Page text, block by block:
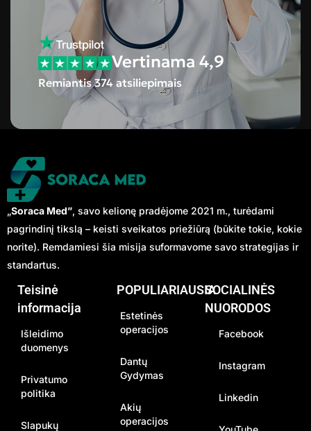
Vertinama 4,9
Remiantis 374 atsiliepimais
„Soraca Med”, savo kelionę pradėjome 2021 m., turėdami
pagrindinį tikslą – keisti sveikatos priežiūrą (būkite tokie, kokie
norite). Remdamiesi šia misija suformavome savo strategijas ir
standartus.
Teisinė
informacija
Išleidimo
duomenys
Privatumo
politika
Slapukų
POPULIARIAUSIA
Estetinės
operacijos
Dantų
Gydymas
Akių
operacijos
SOCIALINĖS
NUORODOS
Facebook
Instagram
Linkedin